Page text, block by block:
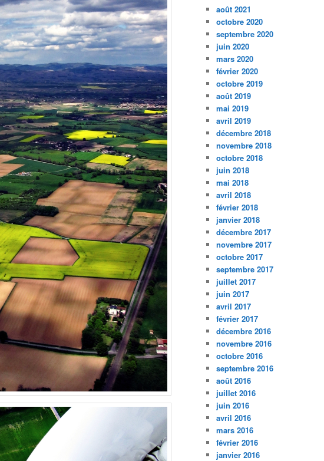
août 2021
octobre 2020
septembre 2020
juin 2020
mars 2020
février 2020
octobre 2019
août 2019
mai 2019
avril 2019
décembre 2018
novembre 2018
octobre 2018
juin 2018
mai 2018
avril 2018
février 2018
janvier 2018
décembre 2017
novembre 2017
octobre 2017
septembre 2017
juillet 2017
juin 2017
avril 2017
février 2017
décembre 2016
novembre 2016
octobre 2016
septembre 2016
août 2016
juillet 2016
juin 2016
avril 2016
mars 2016
février 2016
janvier 2016